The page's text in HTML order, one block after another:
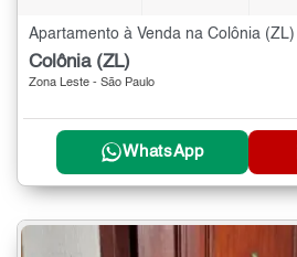
Apartamento à Venda na Colônia
Colônia (ZL)
Zona Leste - São Paulo
WhatsApp